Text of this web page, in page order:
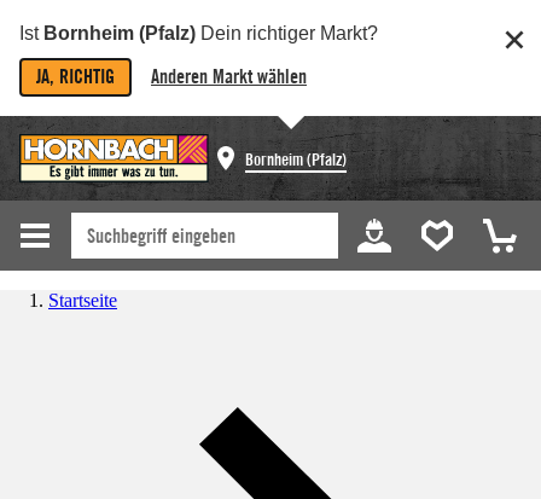
Ist Bornheim (Pfalz) Dein richtiger Markt?
JA, RICHTIG Anderen Markt wählen
Bornheim (Pfalz)
Startseite